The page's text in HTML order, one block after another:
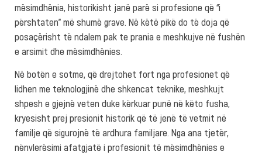
mësimdhënia, historikisht janë parë si profesione që “i
përshtaten” më shumë grave. Në këtë pikë do të doja që
posaçërisht të ndalem pak te prania e meshkujve në fushën
e arsimit dhe mësimdhënies.
Në botën e sotme, që drejtohet fort nga profesionet që
lidhen me teknologjinë dhe shkencat teknike, meshkujt
shpesh e gjejnë veten duke kërkuar punë në këto fusha,
kryesisht prej presionit historik që të jenë të vetmit në
familje që sigurojnë të ardhura familjare. Nga ana tjetër,
nënvlerësimi afatgjatë i profesionit të mësimdhënies e